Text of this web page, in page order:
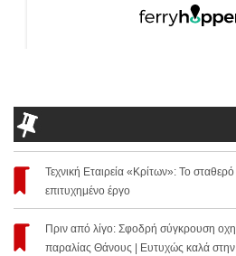
Τεχνική Εταιρεία «Κρίτων»: Το
επιτυχημένο έργο
Πριν από λίγο: Σφοδρή σύγκρουση
παραλίας Θάνους | Ευτυχώς καλά στην